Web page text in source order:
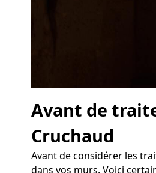
Avant de
Cruchaud
Avant de considérer les
dans vos murs. Voici